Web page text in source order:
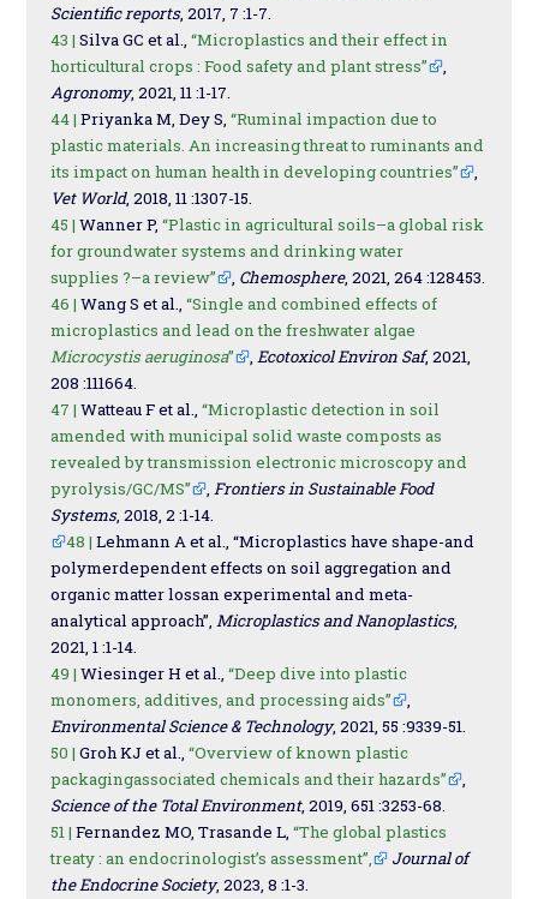
Scientific reports, 2017, 7 :1-7.
43 | Silva GC et al.,“Microplastics and their effect in
horticultural crops : Food safety and plant stress”
,
Agronomy, 2021, 11 :1-17.
44 | Priyanka M, Dey S,“Ruminal impaction due to
plastic materials. An increasing threat to ruminants and
its impact on human health in developing countries”
,
Vet World, 2018, 11 :1307-15.
45 | Wanner P,“Plastic in agricultural soils–a global risk
for groundwater systems and drinking water
supplies ?–a review”
, Chemosphere, 2021, 264 :128453.
46 | Wang S et al.,“Single and combined effects of
microplastics and lead on the freshwater algae
Microcystis aeruginosa” ,Ecotoxicol Environ Saf, 2021,
208 :111664.
47 | Watteau F et al.,“Microplastic detection in soil
amended with municipal solid waste composts as
revealed by transmission electronic microscopy and
pyrolysis/GC/MS”
,Frontiers in Sustainable Food
Systems, 2018, 2 :1-14.
48 | Lehmann A et al., “Microplastics have shape-and
polymerdependent effects on soil aggregation and
organic matter lossan experimental and meta-
analytical approach”,Microplastics and Nanoplastics,
2021, 1 :1-14.
49 | Wiesinger H et al.,“Deep dive into plastic
monomers, additives, and processing aids”
,
Environmental Science & Technology, 2021, 55 :9339-51.
50 | Groh KJ et al.,“Overview of known plastic
packagingassociated chemicals and their hazards”
,
Science of the Total Environment, 2019, 651 :3253-68.
51 | Fernandez MO, Trasande L,“The global plastics
treaty : an endocrinologist’s assessment”,
Journal of
the Endocrine Society, 2023, 8 :1-3.